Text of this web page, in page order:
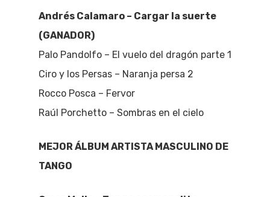
Andrés Calamaro – Cargar la suerte
(GANADOR)
Palo Pandolfo – El vuelo del dragón parte 1
Ciro y los Persas – Naranja persa 2
Rocco Posca – Fervor
Raúl Porchetto – Sombras en el cielo
MEJOR ÁLBUM ARTISTA MASCULINO DE
TANGO